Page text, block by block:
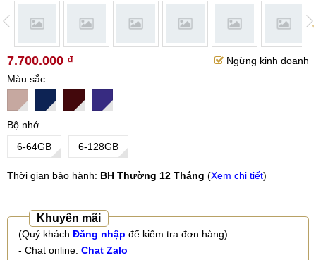
7.700.000 ₫
Ngừng kinh doanh
Màu sắc
Bộ nhớ
6-64GB
6-128GB
Thời gian bảo hành: BH Thường 12 Tháng (Xem chi tiết)
Khuyến mãi
(Quý khách Đăng nhập để kiểm tra đơn hàng)
- Chat online: Chat Zalo